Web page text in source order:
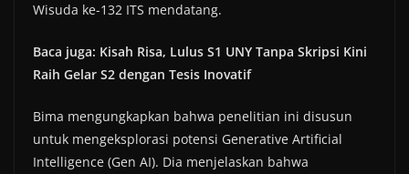
Wisuda ke-132 ITS mendatang.
Baca juga: Kisah Risa, Lulus S1 UNY Tanpa Skripsi Kini
Raih Gelar S2 dengan Tesis Inovatif
Bima mengungkapkan bahwa penelitian ini disusun
untuk mengeksplorasi potensi Generative Artificial
Intelligence (Gen AI). Dia menjelaskan bahwa